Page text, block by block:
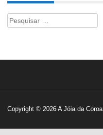
Pesquisar
por:
Copyright © 2026 A Jóia da Coroa